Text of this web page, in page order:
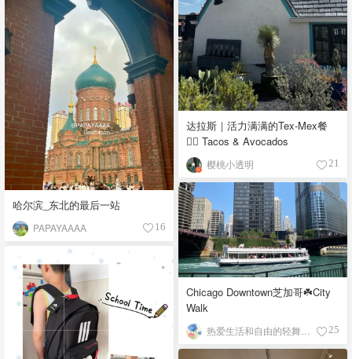
达拉斯｜活力满满的Tex-Mex餐
👉🏼 Tacos & Avocados
樱桃小透明 21
哈尔滨_东北的最后一站
PAPAYAAAA 16
Chicago Downtown芝加哥☘️City
Walk
热爱生活和自由的轻舞飞扬 25